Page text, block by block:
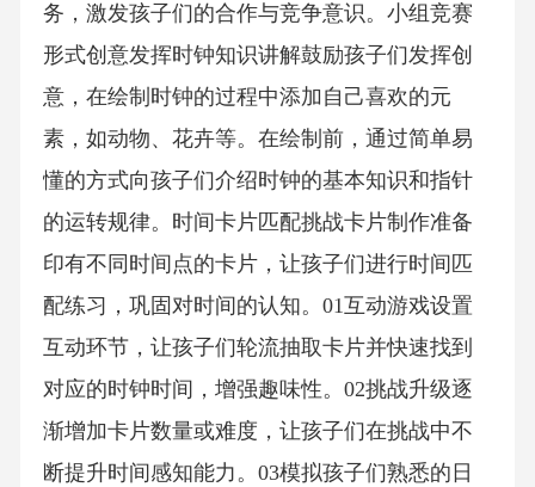
务，激发孩子们的合作与竞争意识。小组竞赛
形式创意发挥时钟知识讲解鼓励孩子们发挥创
意，在绘制时钟的过程中添加自己喜欢的元
素，如动物、花卉等。在绘制前，通过简单易
懂的方式向孩子们介绍时钟的基本知识和指针
的运转规律。时间卡片匹配挑战卡片制作准备
印有不同时间点的卡片，让孩子们进行时间匹
配练习，巩固对时间的认知。01互动游戏设置
互动环节，让孩子们轮流抽取卡片并快速找到
对应的时钟时间，增强趣味性。02挑战升级逐
渐增加卡片数量或难度，让孩子们在挑战中不
断提升时间感知能力。03模拟孩子们熟悉的日